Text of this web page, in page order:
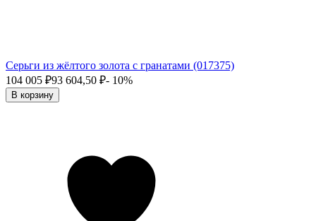
Серьги из жёлтого золота с гранатами (017375)
104 005 ₽93 604,50 ₽- 10%
В корзину